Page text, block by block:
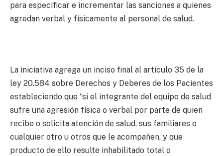
para especificar e incrementar las sanciones a quienes
agredan verbal y físicamente al personal de salud.
La iniciativa agrega un inciso final al artículo 35 de la
ley 20.584 sobre Derechos y Deberes de los Pacientes
estableciendo que “si el integrante del equipo de salud
sufre una agresión física o verbal por parte de quien
recibe o solicita atención de salud, sus familiares o
cualquier otro u otros que le acompañen, y que
producto de ello resulte inhabilitado total o